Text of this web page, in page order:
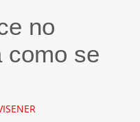
no
como se